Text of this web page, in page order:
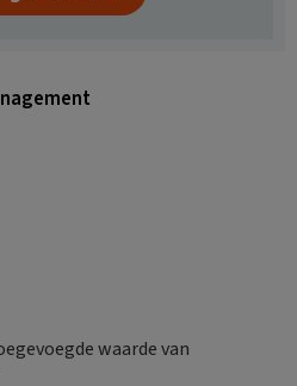
waarde van